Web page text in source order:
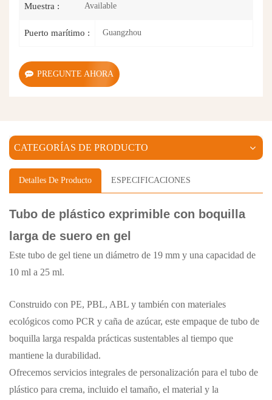
Muestra : Available
Puerto marítimo : Guangzhou
PREGUNTE AHORA
CATEGORÍAS DE PRODUCTO
Detalles De Producto ESPECIFICACIONES
Tubo de plástico exprimible con boquilla
larga de suero en gel
Este tubo de gel tiene un diámetro de 19 mm y una capacidad de
10 ml a 25 ml.
Construido con PE, PBL, ABL y también con materiales
ecológicos como PCR y caña de azúcar, este empaque de tubo de
boquilla larga respalda prácticas sustentables al tiempo que
mantiene la durabilidad.
Ofrecemos servicios integrales de personalización para el tubo de
plástico para crema, incluido el tamaño, el material y la